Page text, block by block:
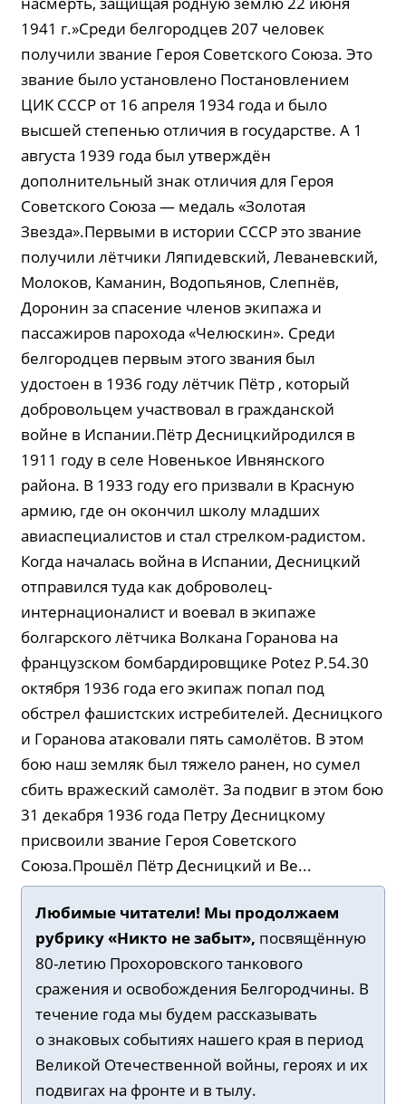
1941 г.»Среди белгородцев 207 человек
получили звание Героя Советского Союза. Это
звание было установлено Постановлением
ЦИК СССР от 16 апреля 1934 года и было
высшей степенью отличия в государстве. А 1
августа 1939 года был утверждён
дополнительный знак отличия для Героя
Советского Союза — медаль «Золотая
Звезда».Первыми в истории СССР это звание
получили лётчики Ляпидевский, Леваневский,
Молоков, Каманин, Водопьянов, Слепнёв,
Доронин за спасение членов экипажа и
пассажиров парохода «Челюскин». Среди
белгородцев первым этого звания был
удостоен в 1936 году лётчик Пётр , который
добровольцем участвовал в гражданской
войне в Испании.Пётр Десницкийродился в
1911 году в селе Новенькое Ивнянского
района. В 1933 году его призвали в Красную
армию, где он окончил школу младших
авиаспециалистов и стал стрелком-радистом.
Когда началась война в Испании, Десницкий
отправился туда как доброволец-
интернационалист и воевал в экипаже
болгарского лётчика Волкана Горанова на
французском бомбардировщике Potez P.54.30
октября 1936 года его экипаж попал под
обстрел фашистских истребителей. Десницкого
и Горанова атаковали пять самолётов. В этом
бою наш земляк был тяжело ранен, но сумел
сбить вражеский самолёт. За подвиг в этом бою
31 декабря 1936 года Петру Десницкому
присвоили звание Героя Советского
Союза.Прошёл Пётр Десницкий и Ве...
Любимые читатели! Мы продолжаем
рубрику «Никто не забыт», посвящённую
80-летию Прохоровского танкового
сражения и освобождения Белгородчины. В
течение года мы будем рассказывать
о знаковых событиях нашего края в период
Великой Отечественной войны, героях и их
подвигах на фронте и в тылу.